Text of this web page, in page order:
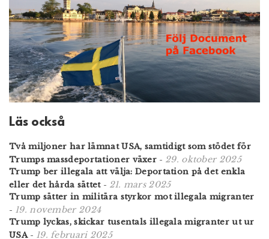
Läs också
Två miljoner har lämnat USA, samtidigt som stödet för
Trumps massdeportationer växer - 29. oktober 2025
Trump ber illegala att välja: Deportation på det enkla
eller det hårda sättet- 21. mars 2025
Trump sätter in militära styrkor mot illegala migranter
- 19. november 2024
Trump lyckas, skickar tusentals illegala migranter ut ur
USA- 19. februari 2025